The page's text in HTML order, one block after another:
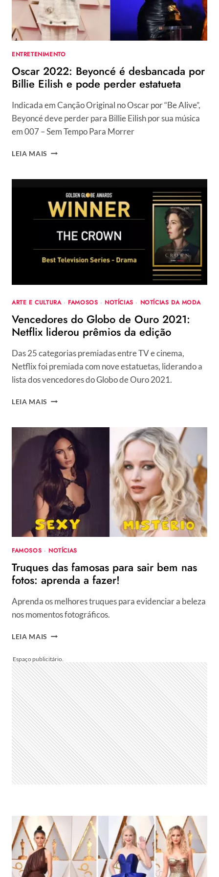
INVADE
PALCO
E
BATE
APRESENTADOR
ENTRETENIMENTO
Oscar 2022: Beyoncé é desbancada por
Billie Eilish e pode perder estatueta
Indicada em Canção Original no Oscar por “Be Alive”,
Beyoncé deve perder para Billie Eilish por sua música
em 007 – Sem Tempo Para Morrer
LEIA MAIS OSCAR
É
DESBANCADA
POR
BILLIE
PODE
ESTATUETA
ARTE E CULTURA· FAMOSOS · NOTÍCIAS · NOTÍCIAS DA MODA
Vencedores do Globo de Ouro 2021:
Netflix liderou prêmios da edição
Das 25 categorias premiadas entre TV e cinema,
Netflix foi premiada com nove estatuetas, liderando a
lista dos vencedores do Globo de Ouro 2021.
LEIA MAIS VENCEDORES
DE
OURO
2021:
NETFLIX
LIDEROU
PRÊMIOS
DA
EDIÇÃO
FAMOSOS · NOTÍCIAS
Truques das famosas para sair bem nas
fotos: aprenda a fazer!
Aprenda os melhores truques para evidenciar a beleza
nos momentos fotográficos.
LEIA MAIS TRUQUES
PARA
SAIR
BEM
NAS
FOTOS:
APRENDA
A
FAZER!